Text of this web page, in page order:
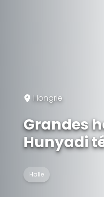
Hongrie
Grandes
Hunyadi
Halle